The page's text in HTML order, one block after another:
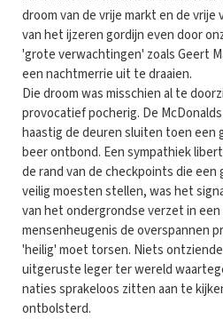
droom van de vrije markt en de vrije
van het ijzeren gordijn even door
'grote verwachtingen' zoals Geert
een nachtmerrie uit te draaien.
Die droom was misschien al te
provocatief pocherig. De
haastig de deuren sluiten toen een
beer ontbond. Een sympathiek
de rand van de checkpoints die
veilig moesten stellen, was het
van het ondergrondse verzet in
mensenheugenis de overspannen
'heilig' moet torsen. Niets
uitgeruste leger ter wereld
naties sprakeloos zitten aan te
ontbolsterd.